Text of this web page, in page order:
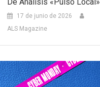
17 de junio de 2026
ALS Magazine